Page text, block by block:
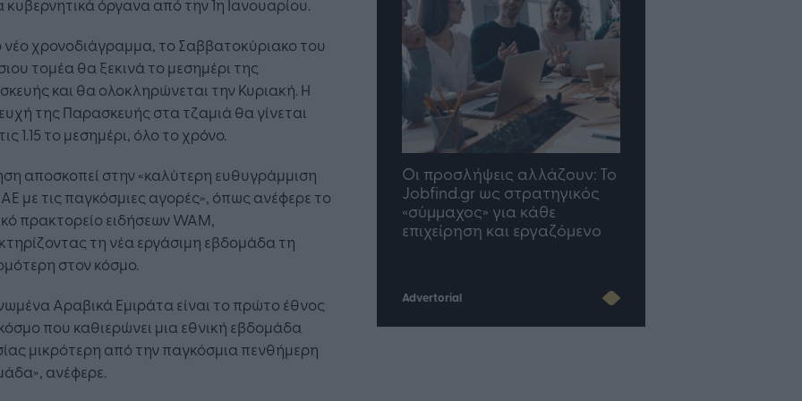
κυβερνητικά όργανα από την 1η Ιανουαρίου.
χρονοδιάγραμμα, το Σαββατοκύριακο του
τομέα θα ξεκινά το μεσημέρι της
και θα ολοκληρώνεται την Κυριακή. Η
της Παρασκευής στα τζαμιά θα γίνεται
1.15 το μεσημέρι, όλο το χρόνο.
αποσκοπεί στην «καλύτερη ευθυγράμμιση
με τις παγκόσμιες αγορές», όπως ανέφερε το
πρακτορείο ειδήσεων WAM,
τη νέα εργάσιμη εβδομάδα τη
στον κόσμο.
Αραβικά Εμιράτα είναι το πρώτο έθνος
που καθιερώνει μια εθνική εβδομάδα
μικρότερη από την παγκόσμια πενθήμερη
ανέφερε.
Η Τεχνητή Νοημοσύνη: το νέο
λειτουργικό σύστημα της
επιχείρησης
Οι προσλήψεις αλλάζουν: To
Jobfind.gr ως στρατηγικός
«σύμμαχος» για κάθε
επιχείρηση και εργαζόμενο
TP Greece: Πώς
Advertorial